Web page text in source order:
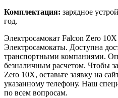
Комплектация: зарядное
год.
Электросамокат Falcon Zero
Электросамокаты. Доступна
транспортными компаниями.
безналичным расчетом. Чтобы
Zero 10X, оставьте заявку на
указанному телефону. Наш
по всем вопросам.